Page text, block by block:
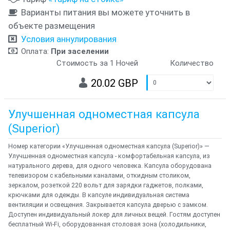
Варианты питания вы можете уточнить в
объекте размещения
Условия аннулирования
Оплата: При заселении
Стоимость за 1 Ночей
Количество
20.02 GBP
Улучшенная одноместная капсула
(Superior)
Номер категории «Улучшенная одноместная капсула (Superior)» —
Улучшенная одноместная капсула - комфортабельная капсула, из
натурального дерева, для одного человека. Капсула оборудована
телевизором с кабельными каналами, откидным столиком,
зеркалом, розеткой 220 вольт для зарядки гаджетов, полками,
крючками для одежды. В капсуле индивидуальная система
вентиляции и освещения. Закрывается капсула дверью с замком.
Доступен индивидуальный локер для личных вещей. Гостям доступен
бесплатный Wi-Fi, оборудованная столовая зона (холодильники,